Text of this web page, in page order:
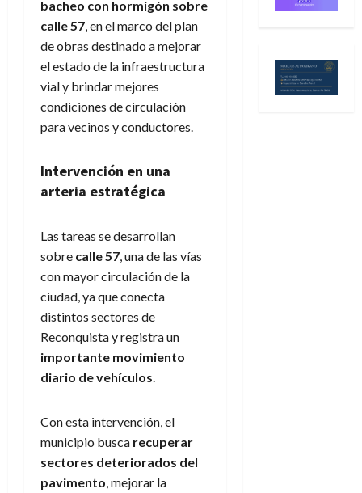
bacheo con hormigón sobre
calle 57 , en el marco del plan
de obras destinado a mejorar
el estado de la infraestructura
vial y brindar mejores
condiciones de circulación
para vecinos y conductores.
Intervención en una
arteria estratégica
Las tareas se desarrollan
sobre calle 57 , una de las vías
con mayor circulación de la
ciudad, ya que conecta
distintos sectores de
Reconquista y registra un
importante movimiento
diario de vehículos
Con esta intervención, el
municipio busca recuperar
sectores deteriorados del
pavimento , mejorar la